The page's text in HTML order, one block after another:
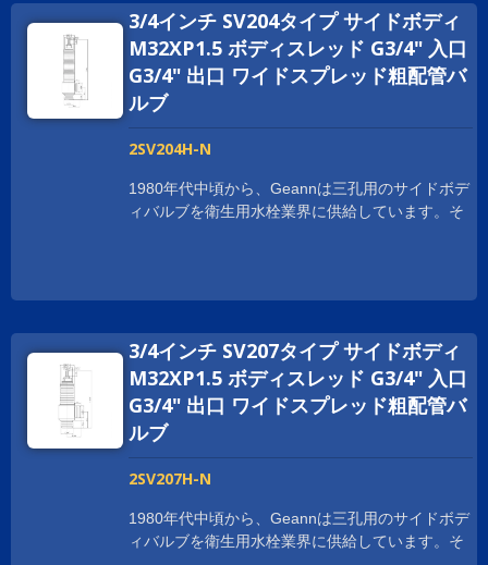
を取得しています。また、お客様に製品責任保険
の補償も提供しています。 Geann サイドボディ
バルブは、Geann の高品質セラミックディスクカ
ートリッジで完成されています。コンポーネント
は最高品質の真鍮棒を使用して加工されていま
す。収率は99.997%以上です。標準プログラムに
加えて、お客様専用のカートリッジも適用可能で
す。 Geannは、一体鍛造のサイドボディや接続
ポイントを減らし、シール性能を向上させるな
ど、さまざまなスタイルのサイドボディバルブの
3/4インチ SV204タイプ サイドボディ
M32XP1.5 ボディスレッド G3/4" 入口
G3/4" 出口 ワイドスプレッド粗配管バ
ルブ
2SV204H-N
1980年代中頃から、Geannは三孔用のサイドボデ
ィバルブを衛生用水栓業界に供給しています。そ
61/9、CUPC、WRAS、ACS、KTW-DVGW、
を取得しています。また、お客様に製品責任保険
の補償も提供しています。 Geann サイドボディ
バルブは、Geann の高品質セラミックディスクカ
ートリッジで完成されています。コンポーネント
は最高品質の真鍮棒を使用して加工されていま
す。収率は99.997%以上です。標準プログラムに
加えて、お客様専用のカートリッジも適用可能で
す。 Geannは、一体鍛造のサイドボディや接続
ポイントを減らし、シール性能を向上させるな
ど、さまざまなスタイルのサイドボディバルブの
3/4インチ SV207タイプ サイドボディ
M32XP1.5 ボディスレッド G3/4" 入口
G3/4" 出口 ワイドスプレッド粗配管バ
ルブ
2SV207H-N
1980年代中頃から、Geannは三孔用のサイドボデ
ィバルブを衛生用水栓業界に供給しています。そ